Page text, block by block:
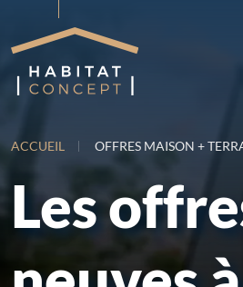
ACCUEIL OFFRES MAISON +
Les